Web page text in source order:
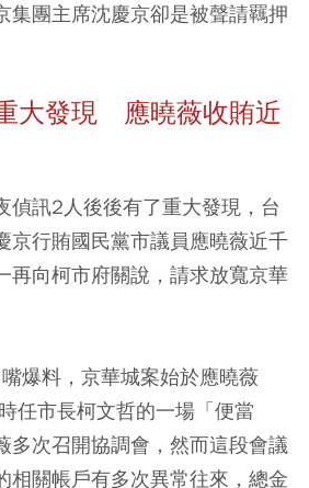
集團主席沈慶京卻是被聲請羈押
大發現 應曉薇收賄近
偵訊2人後後有了重大發現，台
京行賄國民黨市議員應曉薇近千
再向柯市府關說，請求放寬京華
嘴爆料，京華城案始於應曉薇
任市長柯文哲的一場「便當
多次召開協調會，然而這段會議
相關帳戶有多次異常往來，總金